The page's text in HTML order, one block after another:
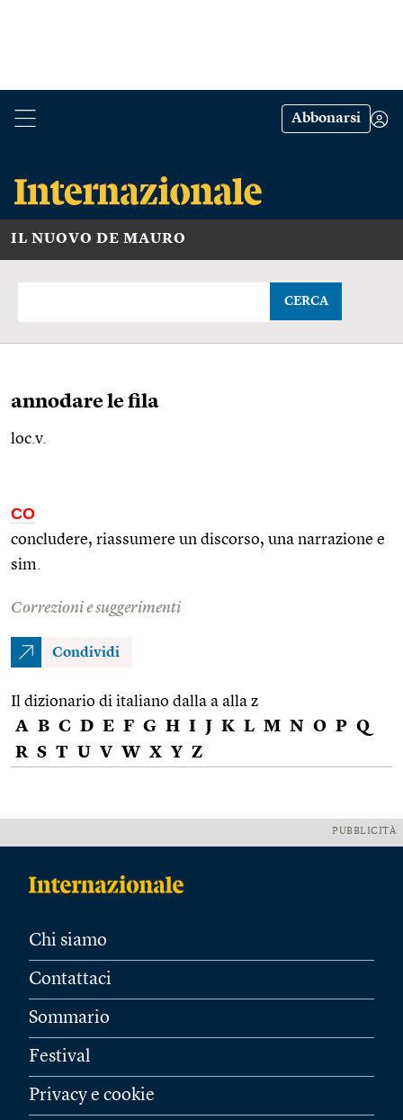
Abbonarsi
IL NUOVO DE MAURO
CERCA
annodare le fila
loc.v.
CO
concludere, riassumere un discorso, una narrazione e
sim.
Correzioni e suggerimenti
Condividi
Il dizionario di italiano dalla a alla z
A B C D E F G H I J K L M N O P Q
R S T U V W X Y Z
PUBBLICITÀ
Chi siamo
Contattaci
Sommario
Festival
Privacy e cookie